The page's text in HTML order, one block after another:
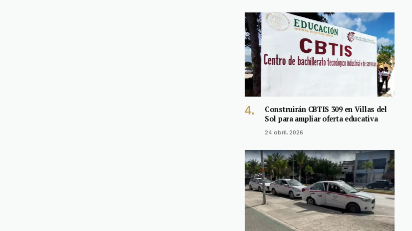
Construirán CBTIS 309 en Villas del
Sol para ampliar oferta educativa
24 abril, 2026